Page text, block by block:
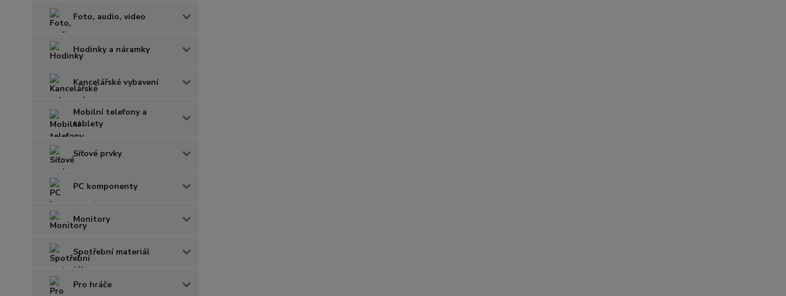
Foto, audio, video
Hodinky a náramky
Kancelářské vybavení
Mobilní telefony a
tablety
Síťové prvky
PC komponenty
Monitory
Spotřební materiál
Pro hráče